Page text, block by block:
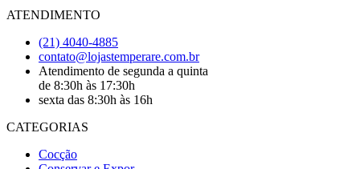
ATENDIMENTO
(21) 4040-4885
contato@lojastemperare.com.br
Atendimento de segunda a quinta
de 8:30h às 17:30h
sexta das 8:30h às 16h
CATEGORIAS
Cocção